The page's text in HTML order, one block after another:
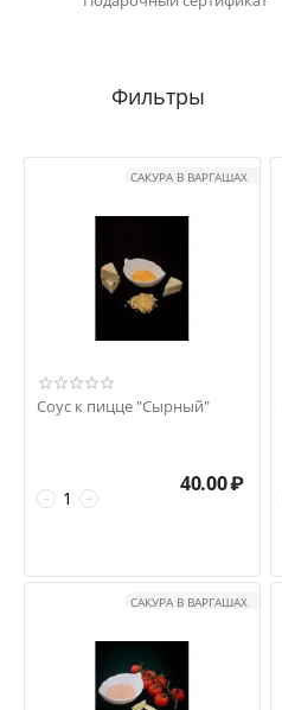
САКУРА В ВАРГАШАХ
Соус к пицце "Сырный"
+
−
40.00₽
САКУРА В ВАРГАШАХ